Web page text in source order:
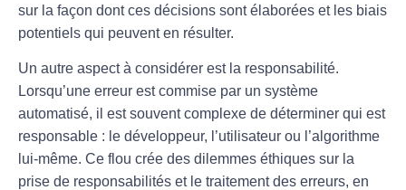
sur la façon dont ces décisions sont élaborées et les biais
potentiels qui peuvent en résulter.
Un autre aspect à considérer est la responsabilité.
Lorsqu’une erreur est commise par un système
automatisé, il est souvent complexe de déterminer qui est
responsable : le développeur, l’utilisateur ou l’algorithme
lui-même. Ce flou crée des dilemmes éthiques sur la
prise de responsabilités et le traitement des erreurs, en